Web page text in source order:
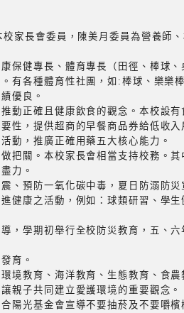
家長會委員，陳美月委員為營養師
保健專長、體育專長（田徑、棒球
有各種體育性社團，如:棒球、樂樂
優良。
動正確且健康飲食的觀念。本校設有
性，提供超商的早餐商品券給低收
動，推廣正確用藥五大核心能力。
把關。本校家長會相當支持校務。
力。
、預防一氧化碳中毒，夏日防溺防災
健康之活動，例如：球類研習、學
，學期初舉行全校防災教育，五、
育。
境教育、海洋教育、生態教育、食
親子共同建立愛護環境的重要觀念。
陽光基金會宣導不要抽菸及不要嚼